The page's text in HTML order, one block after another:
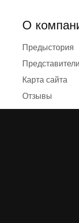
О
Предыстория
Представители
Карта сайта
Отзывы